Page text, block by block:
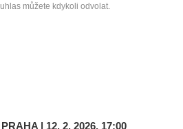
můžete kdykoli odvolat.
| 12. 2. 2026, 17:00